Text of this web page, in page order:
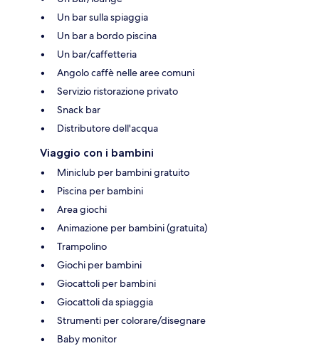
Un bar sulla spiaggia
Un bar a bordo piscina
Un bar/caffetteria
Angolo caffè nelle aree comuni
Servizio ristorazione privato
Snack bar
Distributore dell'acqua
Viaggio con i bambini
Miniclub per bambini gratuito
Piscina per bambini
Area giochi
Animazione per bambini (gratuita)
Trampolino
Giochi per bambini
Giocattoli per bambini
Giocattoli da spiaggia
Strumenti per colorare/disegnare
Baby monitor